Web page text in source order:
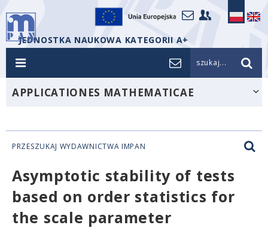
JEDNOSTKA NAUKOWA KATEGORII A+
szukaj...
APPLICATIONES MATHEMATICAE
PRZESZUKAJ WYDAWNICTWA IMPAN
Asymptotic stability of tests
based on order statistics for
the scale parameter